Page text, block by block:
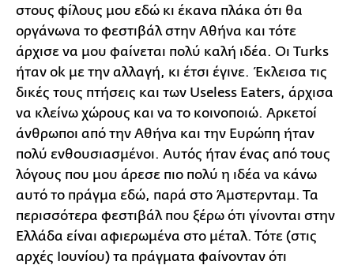
στους φίλους μου εδώ κι έκανα πλάκα ότι θα
οργάνωνα το φεστιβάλ στην Αθήνα και τότε
άρχισε να μου φαίνεται πολύ καλή ιδέα. Οι Turks
ήταν οk με την αλλαγή, κι έτσι έγινε. Έκλεισα τις
δικές τους πτήσεις και των Useless Eaters, άρχισα
να κλείνω χώρους και να το κοινοποιώ. Αρκετοί
άνθρωποι από την Αθήνα και την Ευρώπη ήταν
πολύ ενθουσιασμένοι. Αυτός ήταν ένας από τους
λόγους που μου άρεσε πιο πολύ η ιδέα να κάνω
αυτό το πράγμα εδώ, παρά στο Άμστερνταμ. Τα
περισσότερα φεστιβάλ που ξέρω ότι γίνονται στην
Ελλάδα είναι αφιερωμένα στο μέταλ. Τότε (στις
αρχές Ιουνίου) τα πράγματα φαίνονταν ότι